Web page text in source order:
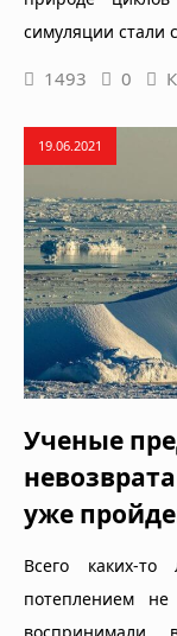
симуляции стали
1493 0
19.06.2021
Ученые
уже
Всего каких-
потеплением